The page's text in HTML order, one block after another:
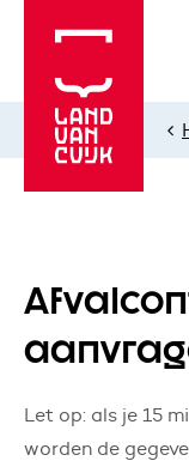
Let op: als je 15
worden de